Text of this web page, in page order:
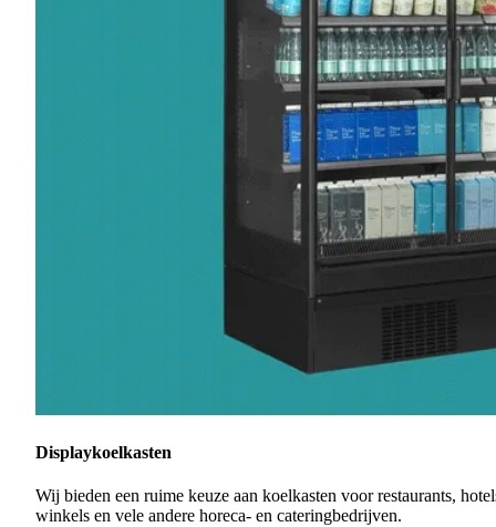
Displaykoelkasten
Wij bieden een ruime keuze aan koelkasten voor restaurants,
winkels en vele andere horeca- en cateringbedrijven.